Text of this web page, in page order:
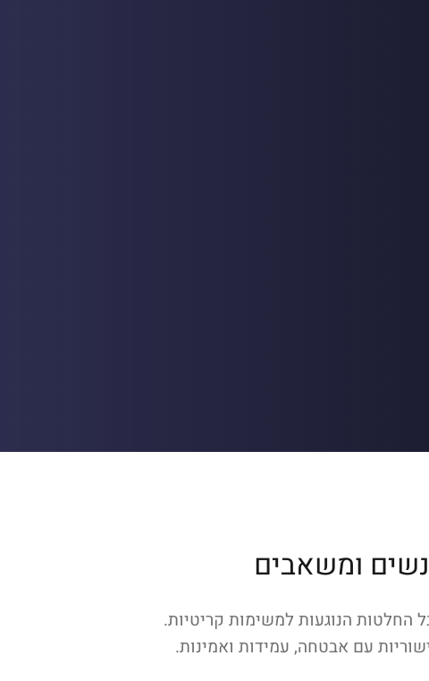
ומשאבים
הנוגעות למשימות קריטיות.
עם אבטחה, עמידות ואמינות.